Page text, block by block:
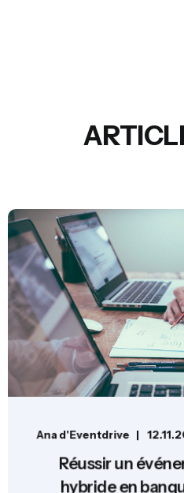
Ana d'Eventdrive
Réussir un
hybride en